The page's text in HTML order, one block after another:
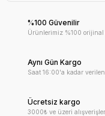
%100 Güvenilir
Ürünlerimiz %100 orijinal
Aynı Gün Kargo
Saat 16:00'a kadar
Ücretsiz kargo
3000₺ ve üzeri